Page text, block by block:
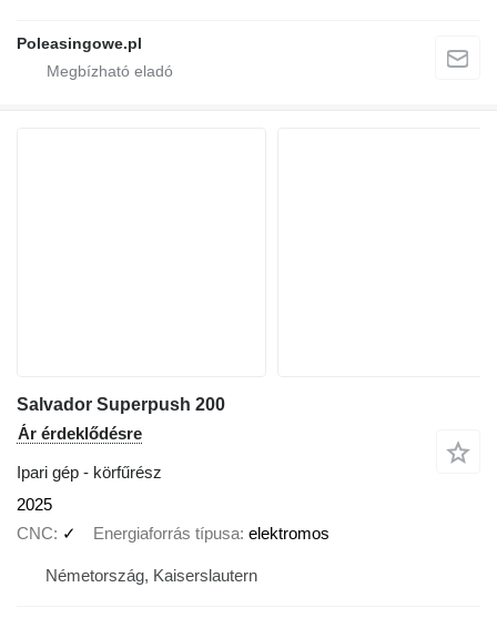
Poleasingowe.pl
Salvador Superpush 200
Ár érdeklődésre
Ipari gép - körfűrész
2025
CNC
✓ Energiaforrás típusa elektromos
Németország, Kaiserslautern